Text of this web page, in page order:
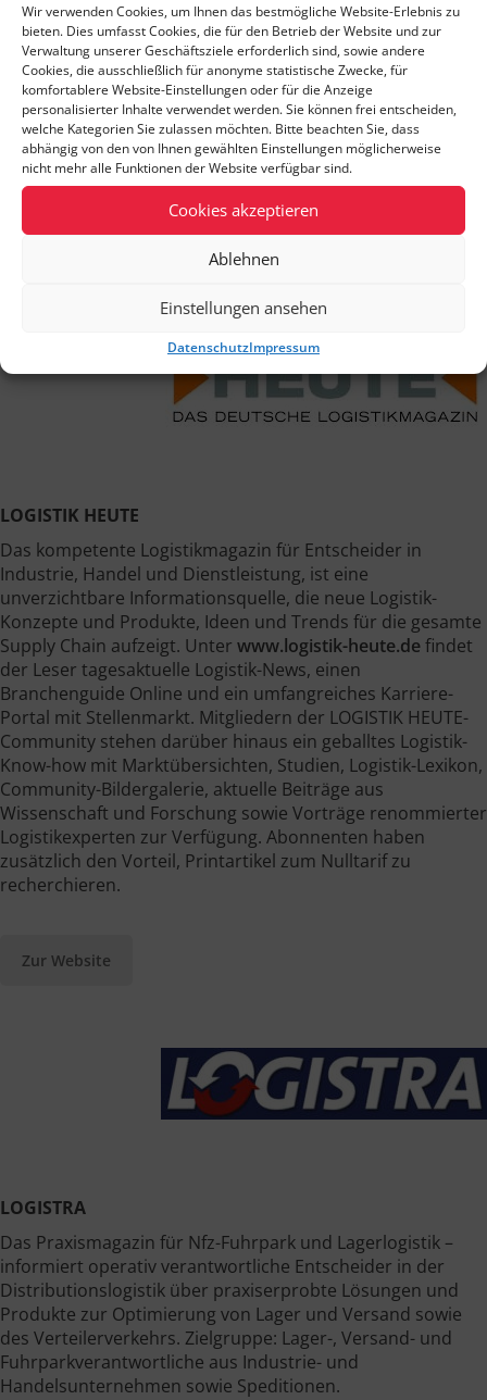
Wir verwenden Cookies, um Ihnen das bestmögliche Website-Erlebnis zu
bieten. Dies umfasst Cookies, die für den Betrieb der Website und zur
Verwaltung unserer Geschäftsziele erforderlich sind, sowie andere
Cookies, die ausschließlich für anonyme statistische Zwecke, für
komfortablere Website-Einstellungen oder für die Anzeige
personalisierter Inhalte verwendet werden. Sie können frei entscheiden,
welche Kategorien Sie zulassen möchten. Bitte beachten Sie, dass
abhängig von den von Ihnen gewählten Einstellungen möglicherweise
nicht mehr alle Funktionen der Website verfügbar sind.
Cookies akzeptieren
Ablehnen
Einstellungen ansehen
DatenschutzImpressum
den „ident Markt – Das Anbieterverzeichnis“ ihren Lesern
und Interessierten zur Verfügung. Das Magazin ident ist
seit 1996 das offizielle Organ der AIM-D e. V.,
Industrieverband für Automatische Identifikation,
Datenerfassung und Mobile Datenkommunikation für
Deutschland, Österreich und Schweiz.
LOGISTIK HEUTE
Das kompetente Logistikmagazin für Entscheider in
Industrie, Handel und Dienstleistung, ist eine
unverzichtbare Informationsquelle, die neue Logistik-
Konzepte und Produkte, Ideen und Trends für die gesamte
Supply Chain aufzeigt. Unter www.logistik-heute.defindet
der Leser tagesaktuelle Logistik-News, einen
Branchenguide Online und ein umfangreiches Karriere-
Portal mit Stellenmarkt. Mitgliedern der LOGISTIK HEUTE-
Community stehen darüber hinaus ein geballtes Logistik-
Know-how mit Marktübersichten, Studien, Logistik-Lexikon,
Community-Bildergalerie, aktuelle Beiträge aus
Wissenschaft und Forschung sowie Vorträge renommierter
Logistikexperten zur Verfügung. Abonnenten haben
zusätzlich den Vorteil, Printartikel zum Nulltarif zu
recherchieren.
Zur Website
LOGISTRA
Das Praxismagazin für Nfz-Fuhrpark und Lagerlogistik –
informiert operativ verantwortliche Entscheider in der
Distributionslogistik über praxiserprobte Lösungen und
Produkte zur Optimierung von Lager und Versand sowie
des Verteilerverkehrs. Zielgruppe: Lager-, Versand- und
Fuhrparkverantwortliche aus Industrie- und
Handelsunternehmen sowie Speditionen.